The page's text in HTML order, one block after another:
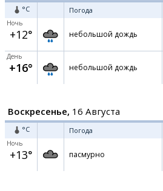
°C Погода
Ночь
+12° небольшой дождь
День
+16° небольшой дождь
Воскресенье, 16 Августа
°C Погода
Ночь
+13° пасмурно